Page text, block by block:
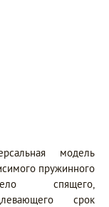
модель
пружинного
спящего,
срок